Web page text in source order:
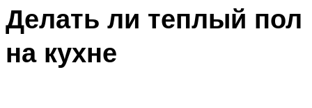
Делать ли теплый пол
на кухне